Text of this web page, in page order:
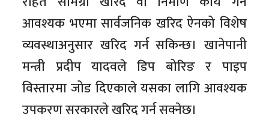
आवश्यक भएमा सार्वजनिक खरिद ऐनको विशेष
व्यवस्थाअनुसार खरिद गर्न सकिन्छ। खानेपानी
मन्त्री प्रदीप यादवले डिप बोरिङ र पाइप
विस्तारमा जोड दिएकाले यसका लागि आवश्यक
उपकरण सरकारले खरिद गर्न सक्नेछ।